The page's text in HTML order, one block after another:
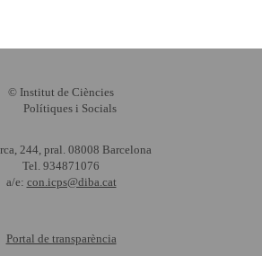
© Institut de Ciències
Polítiques i Socials
244, pral. 08008 Barcelona
Tel. 934871076
a/e: con.icps@diba.cat
Portal de transparència